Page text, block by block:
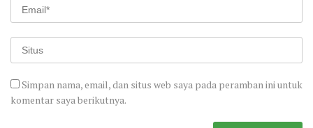
Simpan nama, email, dan situs web saya pada peramban ini untuk
komentar saya berikutnya.